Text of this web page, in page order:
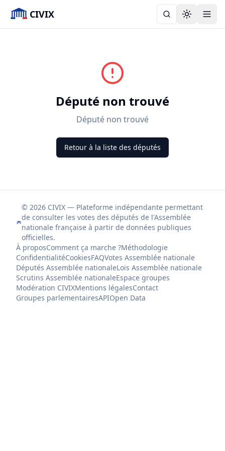
CIVIX Toggle
Député non trouvé
Député non trouvé
Retour à la liste des députés
© 2026 CIVIX — Plateforme indépendante permettant
de consulter les votes des députés de l'Assemblée
nationale française à partir de données publiques
officielles.
À proposComment ça marche ?Méthodologie
ConfidentialitéCookiesFAQVotes Assemblée nationale
Députés Assemblée nationaleLois Assemblée nationale
Scrutins Assemblée nationaleEspace groupes
Modération CIVIXMentions légalesContact
Groupes parlementairesAPIOpen Data